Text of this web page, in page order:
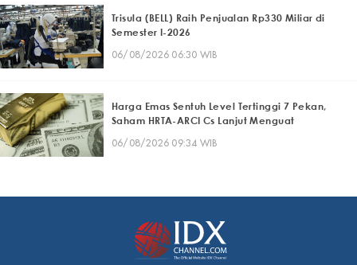
Trisula (BELL) Raih Penjualan Rp330 Miliar di
Semester I-2026
06/08/2026 06:30 WIB
Harga Emas Sentuh Level Tertinggi 7 Pekan,
Saham HRTA-ARCI Cs Lanjut Menguat
06/08/2026 09:34 WIB